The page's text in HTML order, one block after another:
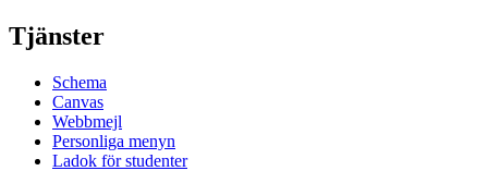
Tjänster
Schema
Canvas
Webbmejl
Personliga menyn
Ladok för studenter